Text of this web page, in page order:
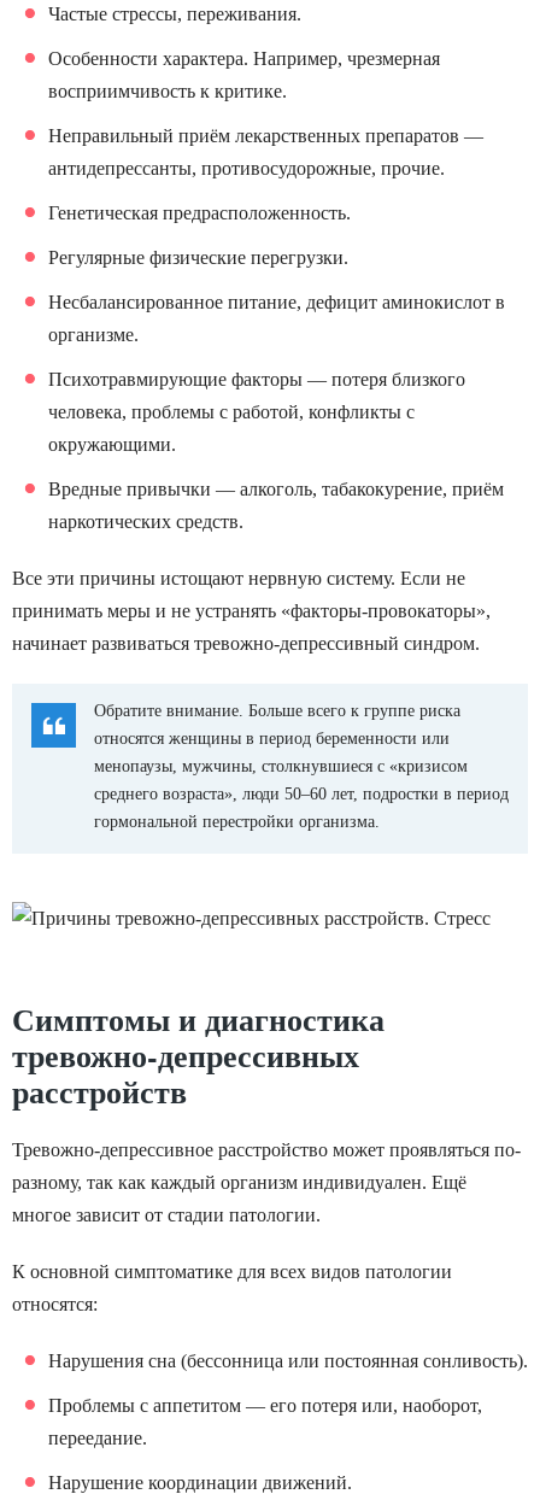
Частые стрессы, переживания.
Особенности характера. Например, чрезмерная
восприимчивость к критике.
Неправильный приём лекарственных препаратов —
антидепрессанты, противосудорожные, прочие.
Генетическая предрасположенность.
Регулярные физические перегрузки.
Несбалансированное питание, дефицит аминокислот в
организме.
Психотравмирующие факторы — потеря близкого
человека, проблемы с работой, конфликты с
окружающими.
Вредные привычки — алкоголь, табакокурение, приём
наркотических средств.
Все эти причины истощают нервную систему. Если не
принимать меры и не устранять «факторы-провокаторы»,
начинает развиваться тревожно-депрессивный синдром.
Обратите внимание. Больше всего к группе риска
относятся женщины в период беременности или
менопаузы, мужчины, столкнувшиеся с «кризисом
среднего возраста», люди 50–60 лет, подростки в период
гормональной перестройки организма.
Симптомы и диагностика
тревожно-депрессивных
расстройств
Тревожно-депрессивное расстройство может проявляться по-
разному, так как каждый организм индивидуален. Ещё
многое зависит от стадии патологии.
К основной симптоматике для всех видов патологии
относятся:
Нарушения сна (бессонница или постоянная сонливость).
Проблемы с аппетитом — его потеря или, наоборот,
переедание.
Нарушение координации движений.